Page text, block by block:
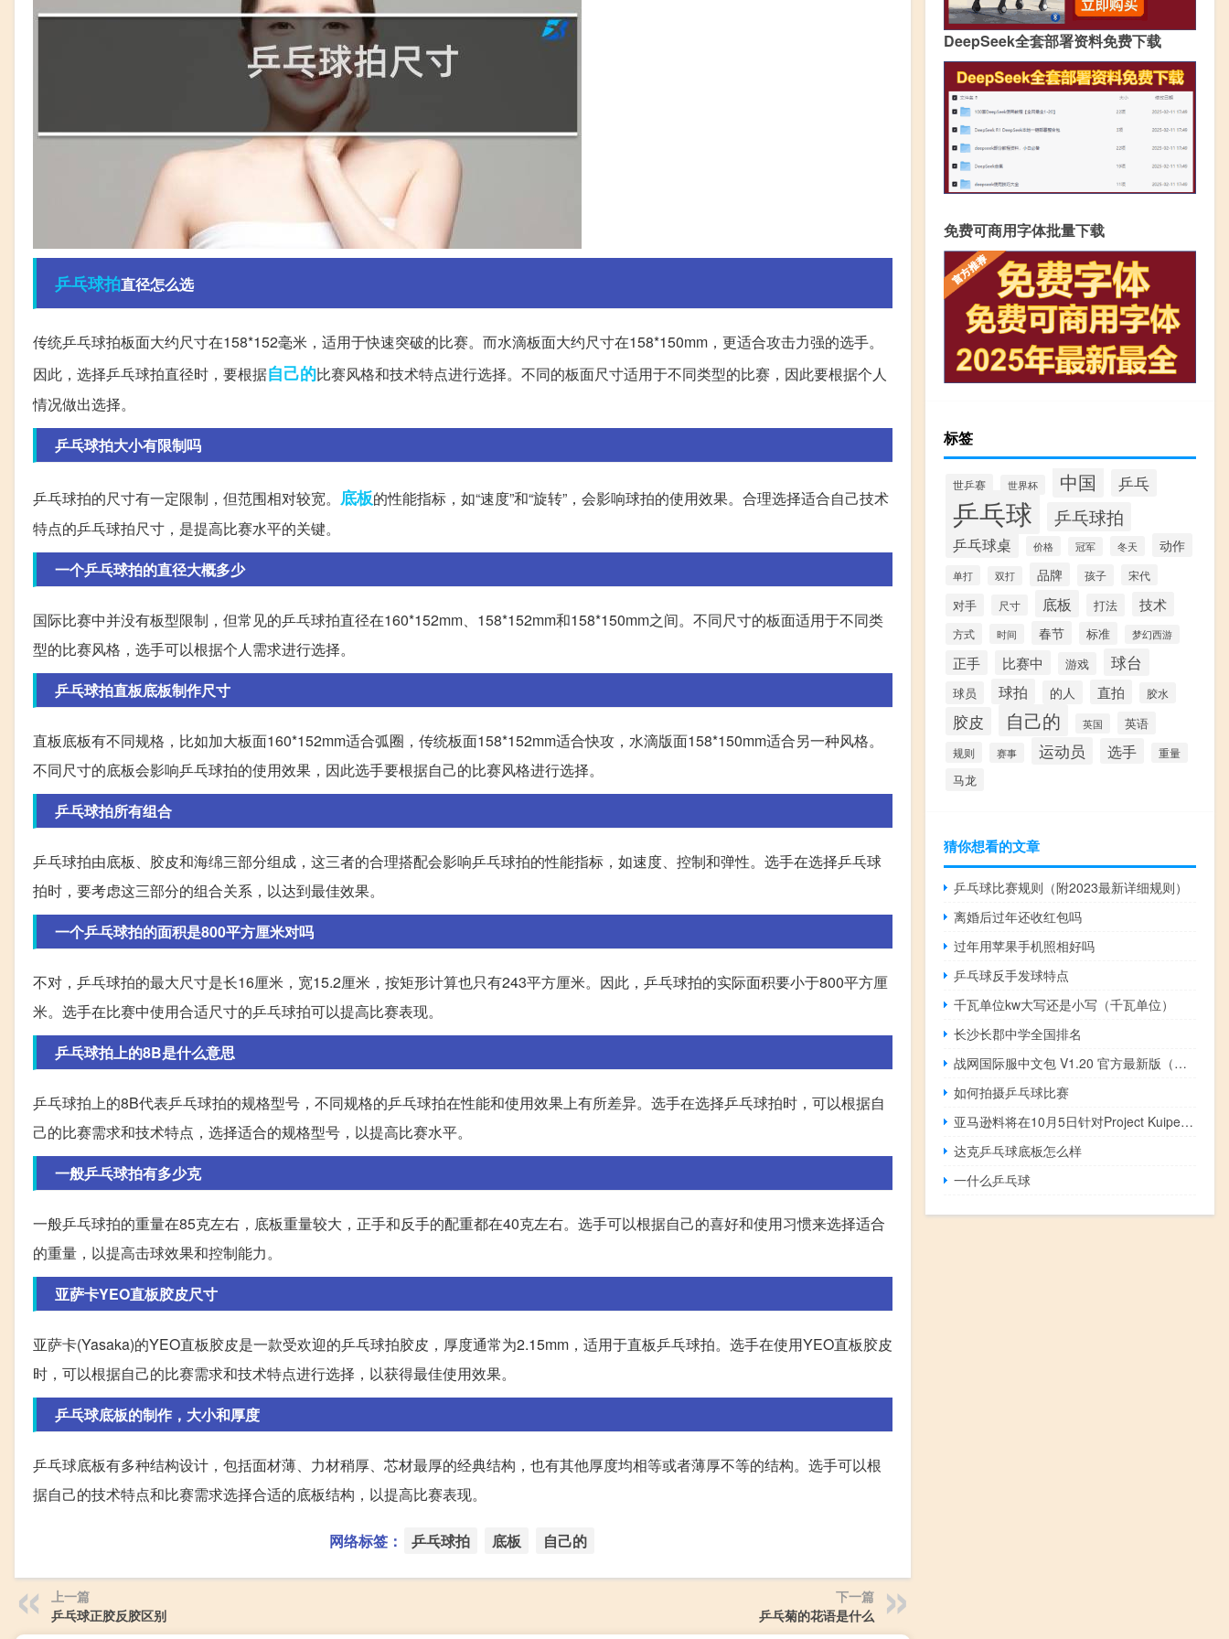
乒乓球拍直径怎么选
传统乒乓球拍板面大约尺寸在158*152毫米，适用于快速突破的比赛。而水滴板面大约尺寸在158*150mm，更适合攻击力强的选手。
因此，选择乒乓球拍直径时，要根据自己的比赛风格和技术特点进行选择。不同的板面尺寸适用于不同类型的比赛，因此要根据个人
情况做出选择。
乒乓球拍大小有限制吗
乒乓球拍的尺寸有一定限制，但范围相对较宽。 底板的性能指标，如“速度”和“旋转”，会影响球拍的使用效果。合理选择适合自己技术
特点的乒乓球拍尺寸，是提高比赛水平的关键。
一个乒乓球拍的直径大概多少
国际比赛中并没有板型限制，但常见的乒乓球拍直径在160*152mm、158*152mm和158*150mm之间。不同尺寸的板面适用于不同类
型的比赛风格，选手可以根据个人需求进行选择。
乒乓球拍直板底板制作尺寸
直板底板有不同规格，比如加大板面160*152mm适合弧圈，传统板面158*152mm适合快攻，水滴版面158*150mm适合另一种风格。
不同尺寸的底板会影响乒乓球拍的使用效果，因此选手要根据自己的比赛风格进行选择。
乒乓球拍所有组合
乒乓球拍由底板、胶皮和海绵三部分组成，这三者的合理搭配会影响乒乓球拍的性能指标，如速度、控制和弹性。选手在选择乒乓球
拍时，要考虑这三部分的组合关系，以达到最佳效果。
一个乒乓球拍的面积是800平方厘米对吗
不对，乒乓球拍的最大尺寸是长16厘米，宽15.2厘米，按矩形计算也只有243平方厘米。因此，乒乓球拍的实际面积要小于800平方厘
米。选手在比赛中使用合适尺寸的乒乓球拍可以提高比赛表现。
乒乓球拍上的8B是什么意思
乒乓球拍上的8B代表乒乓球拍的规格型号，不同规格的乒乓球拍在性能和使用效果上有所差异。选手在选择乒乓球拍时，可以根据自
己的比赛需求和技术特点，选择适合的规格型号，以提高比赛水平。
一般乒乓球拍有多少克
一般乒乓球拍的重量在85克左右，底板重量较大，正手和反手的配重都在40克左右。选手可以根据自己的喜好和使用习惯来选择适合
的重量，以提高击球效果和控制能力。
亚萨卡YEO直板胶皮尺寸
亚萨卡(Yasaka)的YEO直板胶皮是一款受欢迎的乒乓球拍胶皮，厚度通常为2.15mm，适用于直板乒乓球拍。选手在使用YEO直板胶皮
时，可以根据自己的比赛需求和技术特点进行选择，以获得最佳使用效果。
乒乓球底板的制作，大小和厚度
乒乓球底板有多种结构设计，包括面材薄、力材稍厚、芯材最厚的经典结构，也有其他厚度均相等或者薄厚不等的结构。选手可以根
据自己的技术特点和比赛需求选择合适的底板结构，以提高比赛表现。
网络标签： 乒乓球拍 底板 自己的
上一篇
乒乓球正胶反胶区别
下一篇
乒乓菊的花语是什么
DeepSeek全套部署资料免费下载
免费可商用字体批量下载
标签
世乒赛 世界杯 中国 乒乓
乒乓球 乒乓球拍
乒乓球桌 价格 冠军 冬天 动作
单打 双打 品牌 孩子 宋代
对手 尺寸 底板 打法 技术
方式 时间 春节 标准 梦幻西游
正手 比赛中 游戏 球台
球员 球拍 的人 直拍 胶水
胶皮 自己的 英国 英语
规则 赛事 运动员 选手 重量
马龙
猜你想看的文章
乒乓球比赛规则（附2023最新详细规则）
离婚后过年还收红包吗
过年用苹果手机照相好吗
乒乓球反手发球特点
千瓦单位kw大写还是小写（千瓦单位）
长沙长郡中学全国排名
战网国际服中文包 V1.20 官方最新版（战网国际服中文包 V1.20 官方最新版功能简介）
如何拍摄乒乓球比赛
亚马逊料将在10月5日针对Project Kuiper项目进行卫星测试这是两步走测试的第一步该公司宣称将打造一个庞大的“太空-互联网”以便与马斯克旗下太空探索公司SpaceX的星链（Starlink）进行竞争
达克乒乓球底板怎么样
一什么乒乓球